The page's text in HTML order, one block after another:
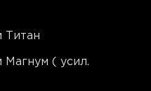
Титан
( усил.